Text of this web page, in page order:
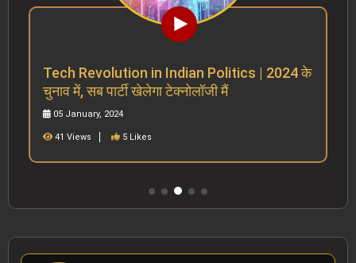
Tech Revolution in Indian Politics | 2024 के
चुनाव में, सब पार्टी खेलेगा टेक्नोलॉजी मैं
05 January, 2024
41 Views 5 Likes